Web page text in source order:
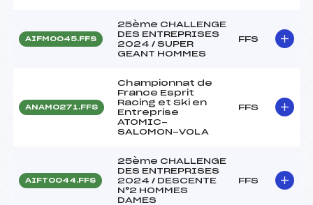
AIFM0045.FFS
25ème CHALLENGE
DES ENTREPRISES
2024 / SUPER
GEANT HOMMES
FFS
ANAM0271.FFS
Championnat de
France Esprit
Racing et Ski en
Entreprise
ATOMIC-
SALOMON-VOLA
FFS
AIFT0044.FFS
25ème CHALLENGE
DES ENTREPRISES
2024 / DESCENTE
N°2 HOMMES
DAMES
FFS